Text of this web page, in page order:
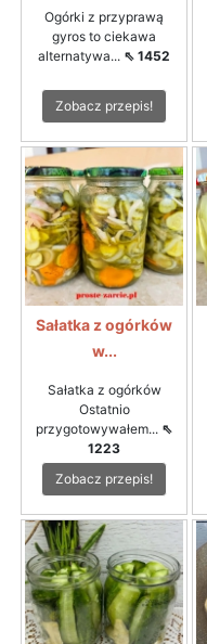
Ogórki z przyprawą
gyros to ciekawa
alternatywa... ⇖ 1452
Zobacz przepis!
Sałatka z ogórków
w...
Sałatka z ogórków
Ostatnio
przygotowywałem... ⇖
1223
Zobacz przepis!